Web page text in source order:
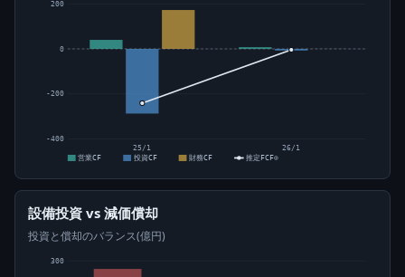
-400
-200
0
200
25/1
26/1
営業CF
投資CF 財務CF 推定FCF⊙
設備投資 vs 減価償却
投資と償却のバランス(億円)
300